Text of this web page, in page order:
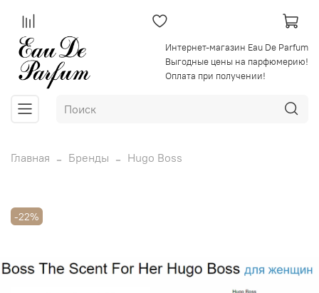
Интернет-магазин Eau De Parfum
Выгодные цены на парфюмерию!
Оплата при получении!
Главная Бренды Hugo Boss
-22%